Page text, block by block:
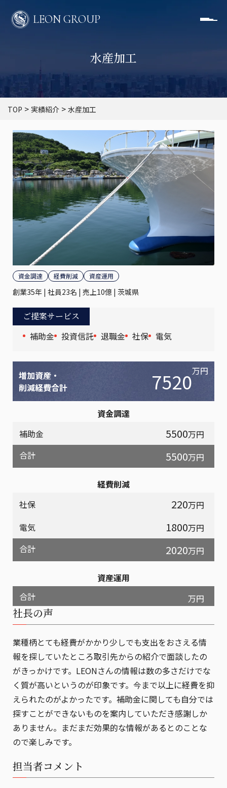
LEON GROUP
水産加工
TOP > 実績紹介 > 水産加工
創業35年 | 社員23名 | 売上10億 | 茨城県
資金調達 経費削減 資産運用
ご提案サービス
補助金 投資信託 退職金 社保 電気
増加資産・
削減経費合計
7520万円
資金調達
補助金
5500万円
合計
5500万円
経費削減
社保
220万円
電気
1800万円
合計
2020万円
資産運用
合計
万円
社長の声
業種柄とても経費がかかり少しでも支出をおさえる情
報を探していたところ取引先からの紹介で面談したの
がきっかけです。LEONさんの情報は数の多さだけでな
く質が高いというのが印象です。今まで以上に経費を抑
えられたのがよかったです。補助金に関しても自分では
探すことができないものを案内していただき感謝しか
ありません。まだまだ効果的な情報があるとのことな
ので楽しみです。
担当者コメント